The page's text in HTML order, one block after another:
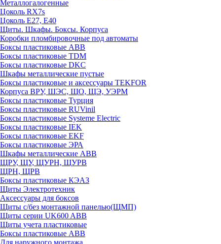
Металлогалогенные
Цоколь RX7s
Цоколь Е27, E40
Щиты. Шкафы. Боксы. Корпуса
Коробки пломбировочные под автоматы
Боксы пластиковые ABB
Боксы пластиковые TDM
Боксы пластиковые DKC
Шкафы металлические пустые
Боксы пластиковые и аксессуары TEKFOR
Корпуса ВРУ, ШЭС, ЩО, ЩЭ, УЭРМ
Боксы пластиковые Турция
Боксы пластиковые RUVinil
Боксы пластиковые Systeme Electric
Боксы пластиковые IEK
Боксы пластиковые EKF
Боксы пластиковые ЭРА
Шкафы металлические ABB
ЩРУ, ЩУ, ЩУРН, ЩУРВ
ЩРН, ЩРВ
Боксы пластиковые КЭАЗ
Щиты Электротехник
Аксессуары для боксов
Щиты с/без монтажной панелью(ЩМП)
Щиты серии UK600 ABB
Щиты учета пластиковые
Боксы пластиковые ABB
Для наружного монтажа